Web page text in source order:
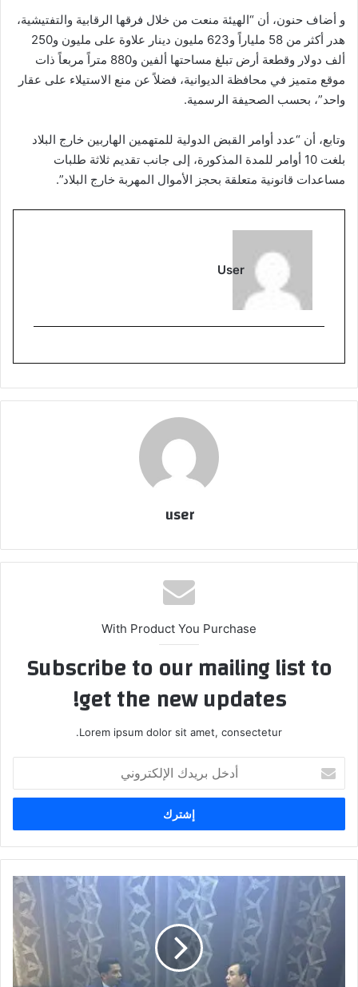
و أضاف حنون، أن “الهيئة منعت من خلال فرقها الرقابية والتفتيشية،
هدر أكثر من 58 ملياراً و623 مليون دينار علاوة على مليون و250
ألف دولار وقطعة أرض تبلغ مساحتها ألفين و880 متراً مربعاً ذات
موقع متميز في محافظة الديوانية، فضلاً عن منع الاستيلاء على عقار
واحد”، بحسب الصحيفة الرسمية.
وتابع، أن “عدد أوامر القبض الدولية للمتهمين الهاربين خارج البلاد
بلغت 10 أوامر للمدة المذكورة، إلى جانب تقديم ثلاثة طلبات
مساعدات قانونية متعلقة بحجز الأموال المهربة خارج البلاد”.
User
user
With Product You Purchase
Subscribe to our mailing list to
get the new updates!
Lorem ipsum dolor sit amet, consectetur.
بريدك
الإلكتروني
وزير
النقل
الاستاذ
رزاق
محيبس
السعداوي